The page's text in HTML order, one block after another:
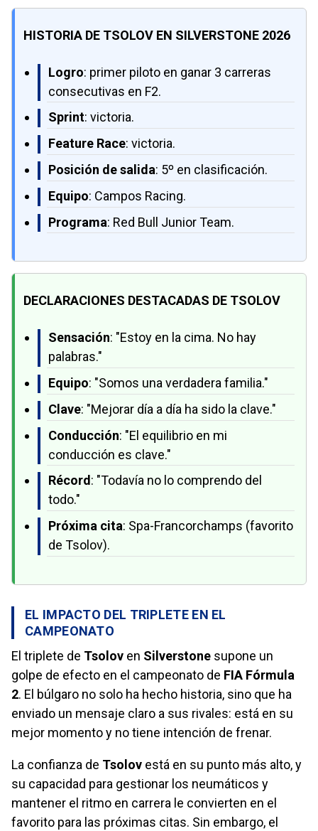
HISTORIA DE TSOLOV EN SILVERSTONE 2026
Logro: primer piloto en ganar 3 carreras
consecutivas en F2.
Sprint: victoria.
Feature Race: victoria.
Posición de salida: 5º en clasificación.
Equipo: Campos Racing.
Programa: Red Bull Junior Team.
DECLARACIONES DESTACADAS DE TSOLOV
Sensación: "Estoy en la cima. No hay
palabras."
Equipo: "Somos una verdadera familia."
Clave: "Mejorar día a día ha sido la clave."
Conducción: "El equilibrio en mi
conducción es clave."
Récord: "Todavía no lo comprendo del
todo."
Próxima cita: Spa-Francorchamps (favorito
de Tsolov).
EL IMPACTO DEL TRIPLETE EN EL
CAMPEONATO
El triplete de Tsolov en Silverstone supone un
golpe de efecto en el campeonato de FIA Fórmula
2. El búlgaro no solo ha hecho historia, sino que ha
enviado un mensaje claro a sus rivales: está en su
mejor momento y no tiene intención de frenar.
La confianza de Tsolov está en su punto más alto, y
su capacidad para gestionar los neumáticos y
mantener el ritmo en carrera le convierten en el
favorito para las próximas citas. Sin embargo, el